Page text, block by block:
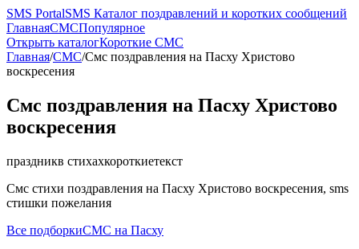
SMS PortalSMS Каталог поздравлений и коротких сообщений
ГлавнаяСМСПопулярное
Открыть каталогКороткие СМС
Главная/СМС/Смс поздравления на Пасху Христово
воскресения
Смс поздравления на Пасху Христово
воскресения
праздникв стихахкороткиетекст
Смс стихи поздравления на Пасху Христово воскресения, sms
стишки пожелания
Все подборкиСМС на Пасху